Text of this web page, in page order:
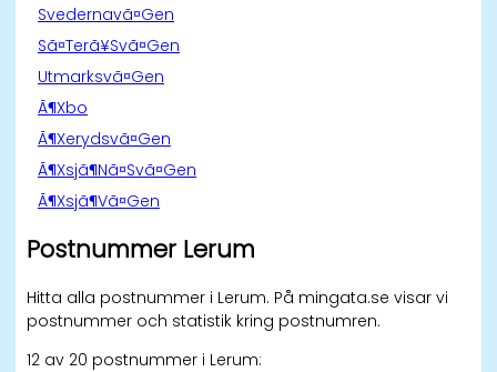
Svedernavã¤Gen
Sã¤Terã¥Svã¤Gen
Utmarksvã¤Gen
Ã¶Xbo
Ã¶Xerydsvã¤Gen
Ã¶Xsjã¶Nã¤Svã¤Gen
Ã¶Xsjã¶Vã¤Gen
Postnummer Lerum
Hitta alla postnummer i Lerum. På mingata.se visar vi
postnummer och statistik kring postnumren.
12 av 20 postnummer i Lerum: